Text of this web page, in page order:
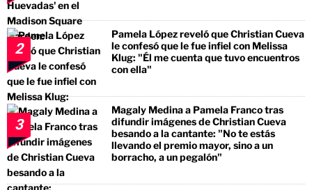
2
Pamela López reveló que Christian Cueva
le confesó que le fue infiel con Melissa
Klug: "Él me cuenta que tuvo encuentros
con ella"
3
Magaly Medina a Pamela Franco tras
difundir imágenes de Christian Cueva
besando a la cantante: "No te estás
llevando el premio mayor, sino a un
borracho, a un pegalón"